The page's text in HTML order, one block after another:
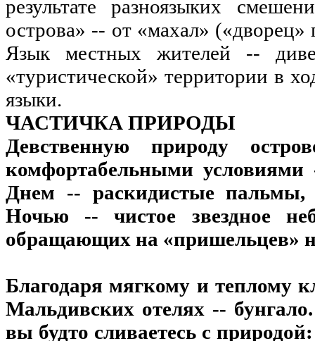
результате разноязыких
острова» -- от «махал»
Язык местных жителей --
«туристической» территории в
языки.
ЧАСТИЧКА ПРИРОДЫ
Девственную природу
комфортабельными
Днем -- раскидистые
Ночью -- чистое звездное
обращающих на «пришельцев»
Благодаря мягкому и теплому
Мальдивских отелях --
вы будто сливаетесь с